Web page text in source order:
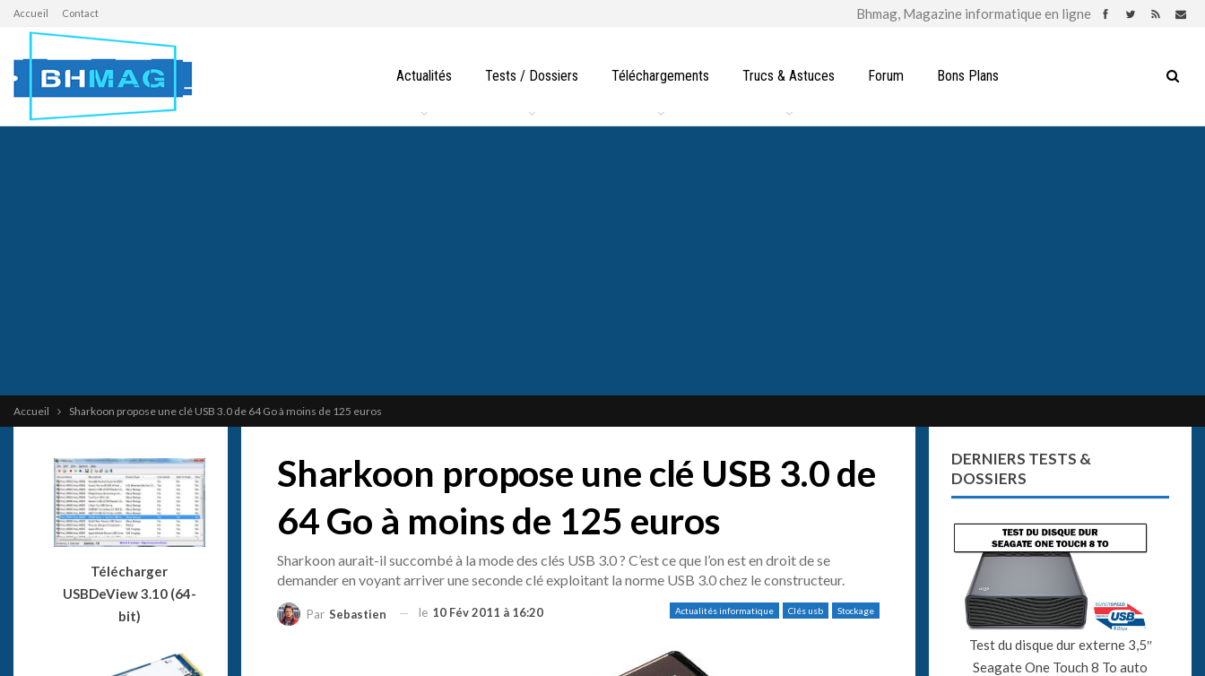
Accueil Contact
Actualités Tests / Dossiers Téléchargements Trucs & Astuces Forum Bons Plans
Accueil Sharkoon propose une clé USB 3.0 de 64 Go à moins de 125 euros
Sharkoon propose une clé USB 3.0 de
64 Go à moins de 125 euros
Sharkoon aurait-il succombé à la mode des clés USB 3.0 ? C’est ce que l’on est en droit de se
demander en voyant arriver une seconde clé exploitant la norme USB 3.0 chez le constructeur.
Actualités informatique Clés usb Stockage
Par Sebastien le 10 Fév 2011 à 16:20
DERNIERS TESTS &
DOSSIERS
Test du disque dur externe 3,5″
Seagate One Touch 8 To auto
Télécharger
USBDeView 3.10 (64-
bit)